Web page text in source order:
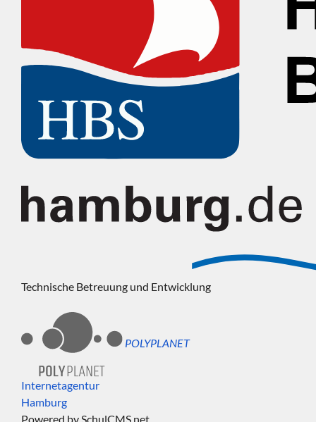
Technische Betreuung und Entwicklung
POLYPLANET
Internetagentur
Hamburg
Powered by SchulCMS.net